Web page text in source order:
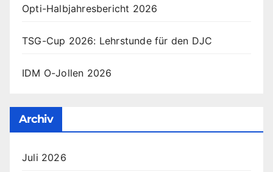
Opti-Halbjahresbericht 2026
TSG-Cup 2026: Lehrstunde für den DJC
IDM O-Jollen 2026
Archiv
Juli 2026